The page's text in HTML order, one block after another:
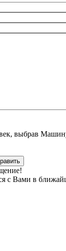
выбрав
с Вами в